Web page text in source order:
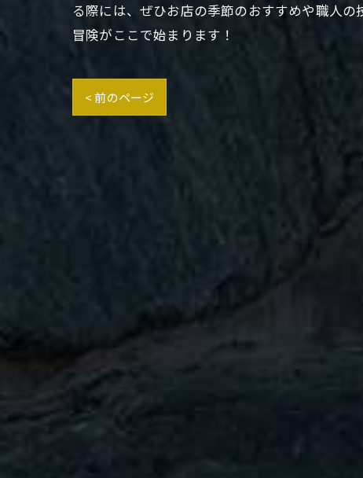
る際には、ぜひお店の季節のおすすめや職人
冒険がここで始まります！
< 前のページ